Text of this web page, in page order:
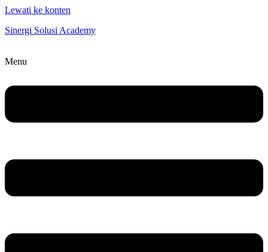
Lewati ke konten
Sinergi Solusi Academy
Menu